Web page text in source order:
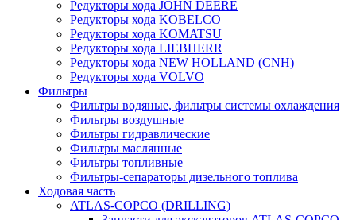
Редукторы хода JOHN DEERE
Редукторы хода KOBELCO
Редукторы хода KOMATSU
Редукторы хода LIEBHERR
Редукторы хода NEW HOLLAND (CNH)
Редукторы хода VOLVO
Фильтры
Фильтры водяные, фильтры системы охлаждения
Фильтры воздушные
Фильтры гидравлические
Фильтры маслянные
Фильтры топливные
Фильтры-сепараторы дизельного топлива
Ходовая часть
ATLAS-COPCO (DRILLING)